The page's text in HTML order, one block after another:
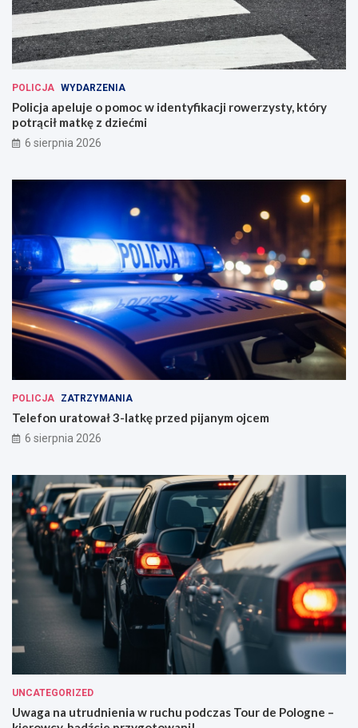
POLICJA WYDARZENIA
Policja apeluje o pomoc w identyfikacji rowerzysty, który
potrącił matkę z dziećmi
6 sierpnia 2026
POLICJA ZATRZYMANIA
Telefon uratował 3-latkę przed pijanym ojcem
6 sierpnia 2026
UNCATEGORIZED
Uwaga na utrudnienia w ruchu podczas Tour de Pologne –